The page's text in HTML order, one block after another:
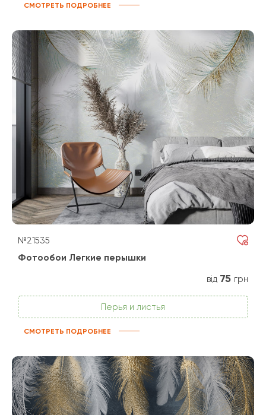
СМОТРЕТЬ ПОДРОБНЕЕ
№21535
Фотообои Легкие перышки
від 75 грн
Перья и листья
СМОТРЕТЬ ПОДРОБНЕЕ